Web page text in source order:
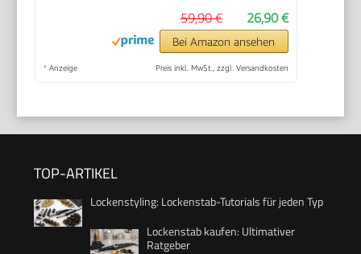
26,90 €
59,90 €
Bei Amazon ansehen
* Anzeige Preis inkl. MwSt., zzgl. Versandkosten
TOP-ARTIKEL
Lockenstyling: Lockenstab-Tutorials für jeden Typ
Lockenstab kaufen: Ultimativer
Ratgeber